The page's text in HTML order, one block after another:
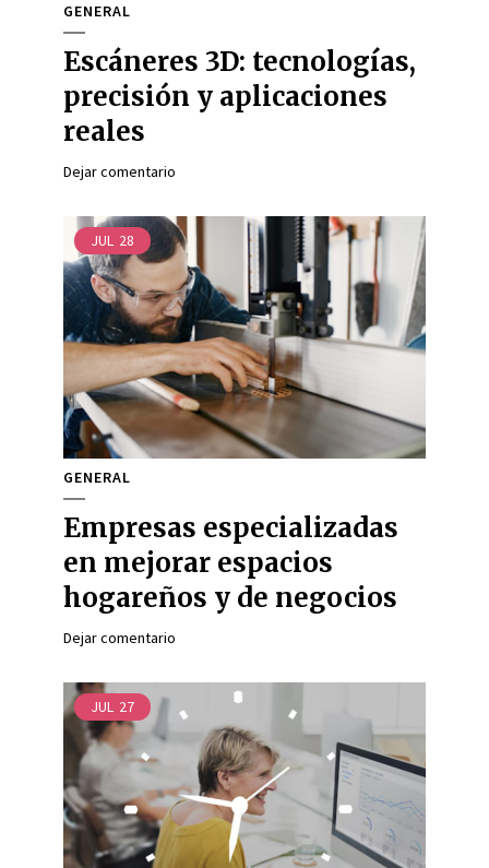
GENERAL
Escáneres 3D: tecnologías,
precisión y aplicaciones
reales
Dejar comentario
JUL 28
GENERAL
Empresas especializadas
en mejorar espacios
hogareños y de negocios
Dejar comentario
JUL 27